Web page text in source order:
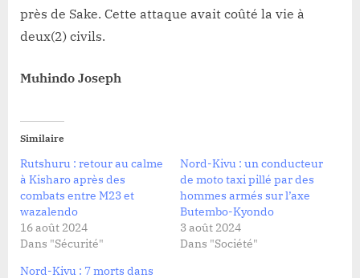
près de Sake. Cette attaque avait coûté la vie à
deux(2) civils.
Muhindo Joseph
Similaire
Rutshuru : retour au calme
à Kisharo après des
combats entre M23 et
wazalendo
16 août 2024
Dans "Sécurité"
Nord-Kivu : un conducteur
de moto taxi pillé par des
hommes armés sur l’axe
Butembo-Kyondo
3 août 2024
Dans "Société"
Nord-Kivu : 7 morts dans